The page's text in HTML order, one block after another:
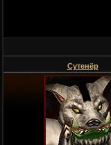
Сутенёр